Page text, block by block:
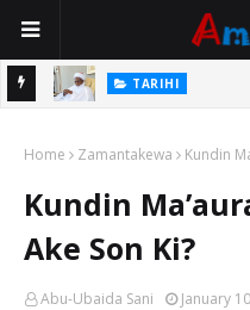
Mata TARIHI
Hassan
Home Zamantakewa Kundin
Kundin
Ake Son Ki?
Abu-Ubaida Sani January